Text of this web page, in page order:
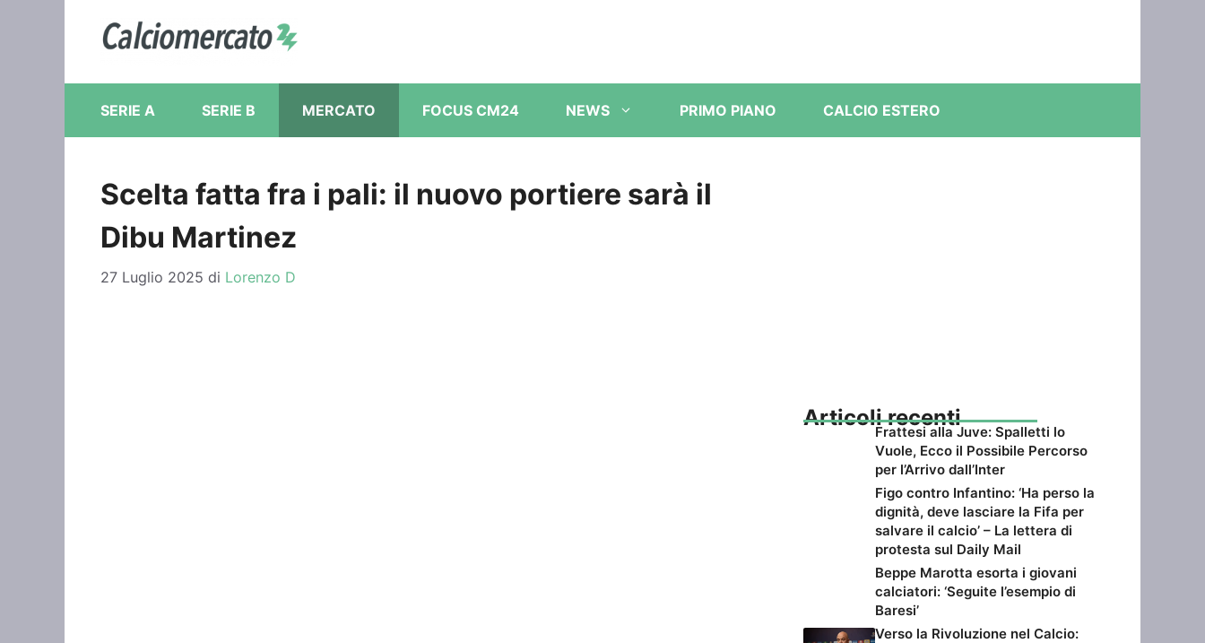
contenuto
SERIE A SERIE B MERCATO FOCUS CM24 NEWS PRIMO PIANO CALCIO ESTERO
Scelta fatta fra i pali: il nuovo portiere sarà il
Dibu Martinez
27 Luglio 2025 di Lorenzo D
Articoli recenti
Frattesi alla Juve: Spalletti lo
Vuole, Ecco il Possibile Percorso
per l’Arrivo dall’Inter
Figo contro Infantino: ‘Ha perso la
dignità, deve lasciare la Fifa per
salvare il calcio’ – La lettera di
protesta sul Daily Mail
Beppe Marotta esorta i giovani
calciatori: ‘Seguite l’esempio di
Baresi’
Verso la Rivoluzione nel Calcio: